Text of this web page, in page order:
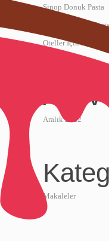
Sinop Donuk Pasta
Samsun Donuk
Oteller İçin Donuk
Arşiv
Aralık 2022
Makaleler